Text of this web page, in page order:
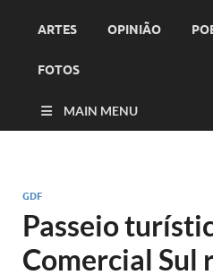
ARTES OPINIÃO
FOTOS
MAIN MENU
GDF
Passeio
Comercial Sul